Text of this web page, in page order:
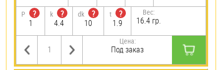
P
?
1
k
?
4.4
dk
?
10
t
?
1.9
Вес:
16.4 гр.
Цена:
Под заказ